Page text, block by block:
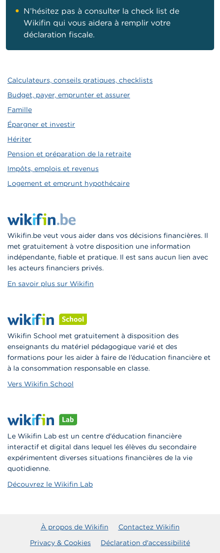
N’hésitez pas à consulter la check list de
Wikifin qui vous aidera à remplir votre
déclaration fiscale.
Calculateurs, conseils pratiques, checklists
Budget, payer, emprunter et assurer
Famille
Épargner et investir
Hériter
Pension et préparation de la retraite
Impôts, emplois et revenus
Logement et emprunt hypothécaire
Wikifin.be veut vous aider dans vos décisions financières. Il
met gratuitement à votre disposition une information
indépendante, fiable et pratique. Il est sans aucun lien avec
les acteurs financiers privés.
En savoir plus sur Wikifin
Wikifin School met gratuitement à disposition des
enseignants du matériel pédagogique varié et des
formations pour les aider à faire de l’éducation financière et
à la consommation responsable en classe.
Vers Wikifin School
Le Wikifin Lab est un centre d'éducation financière
interactif et digital dans lequel les élèves du secondaire
expérimentent diverses situations financières de la vie
quotidienne.
Découvrez le Wikifin Lab
À propos de Wikifin
Contactez Wikifin
Privacy & Cookies
Déclaration d'accessibilité